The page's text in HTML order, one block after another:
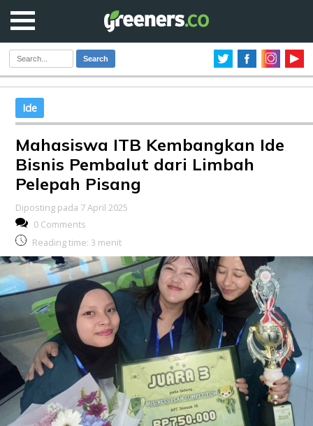
Search
Ide
Mahasiswa ITB Kembangkan Ide
Bisnis Pembalut dari Limbah
Pelepah Pisang
Diposting pada 7 April 2025
0 Comments
Reading time: 3 menit